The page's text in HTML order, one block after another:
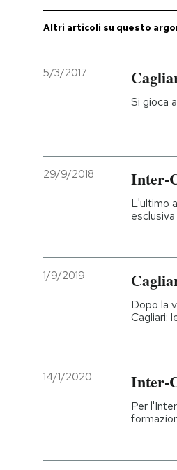
CALENDARIO
Entra
Altri articoli su questo
5/3/2017
Si gioca
29/9/2018 Inter-
L'ultimo
1/9/2019
Dopo la
Cagliari:
14/1/2020 Inter-
Per